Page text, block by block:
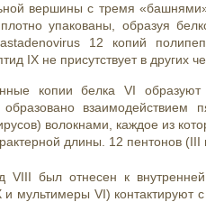
вершины с тремя
упакованы, образуя
12 копий
IX не присутствует в
копии белка VI
образовано
волокнами, каждое из
длины. 12 пентонов
VIII был отнесен к
мультимеры VI) контактируют